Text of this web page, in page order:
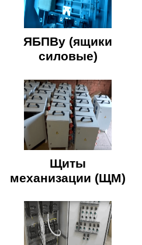
ЯБПВу (ящики
силовые)
Щиты
механизации (ЩМ)